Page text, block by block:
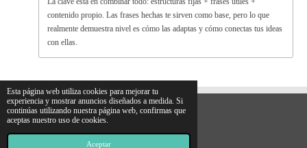
Esta página web utiliza cookies para mejorar tu
experiencia y mostrar anuncios diseñados a medida. Si
continúas utilizando nuestra página web, confirmas que
aceptas nuestro uso de cookies.
Aceptar
contenido propio. Las frases hechas te sirven como base, pero lo que
realmente demuestra nivel es cómo las adaptas y cómo conectas tus ideas
con ellas.
© 2022 - 2026 Andes English Online
Con la tecnología deWebador